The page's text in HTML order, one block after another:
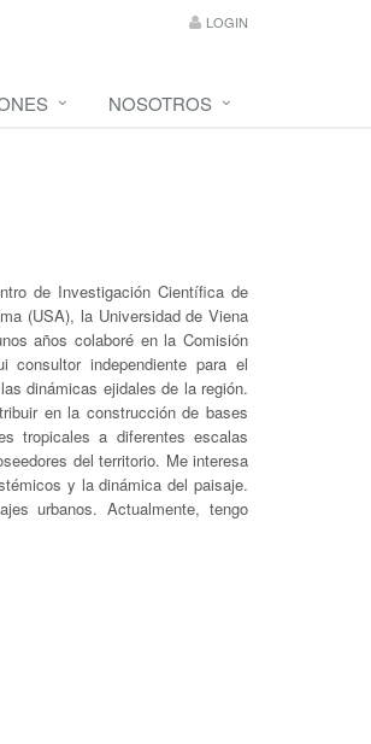
LOGIN
NOSOTROS
de Investigación Científica de
(USA), la Universidad de Viena
años colaboré en la Comisión
consultor independiente para el
dinámicas ejidales de la región.
en la construcción de bases
tropicales a diferentes escalas
del territorio. Me interesa
y la dinámica del paisaje.
urbanos. Actualmente, tengo